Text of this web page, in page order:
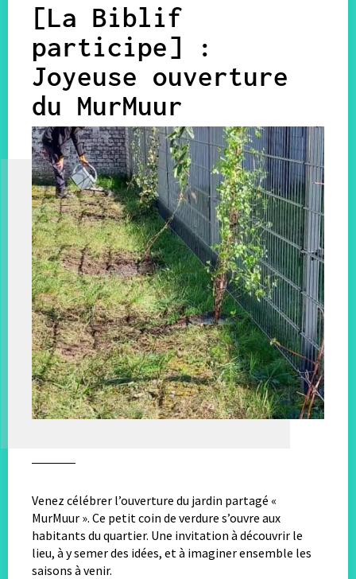
[La Biblif
participe] :
Joyeuse ouverture
du MurMuur
Venez célébrer l’ouverture du jardin partagé «
MurMuur ». Ce petit coin de verdure s’ouvre aux
habitants du quartier. Une invitation à découvrir le
lieu, à y semer des idées, et à imaginer ensemble les
saisons à venir.